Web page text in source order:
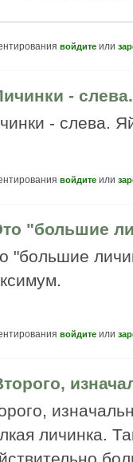
войдите или
-
- слева.
войдите или
"большие
"большие
войдите или
личинка.